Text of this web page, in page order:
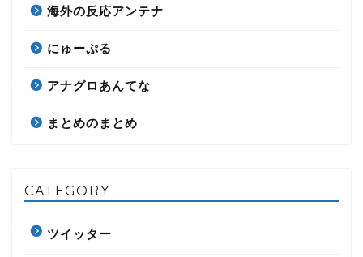
海外の反応アンテナ
にゅーぷる
アナグロあんてな
まとめのまとめ
CATEGORY
ツイッター